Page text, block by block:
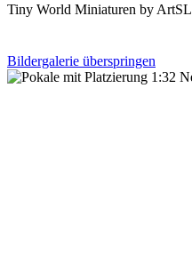
Tiny World Miniaturen by ArtSL
Bildergalerie überspringen